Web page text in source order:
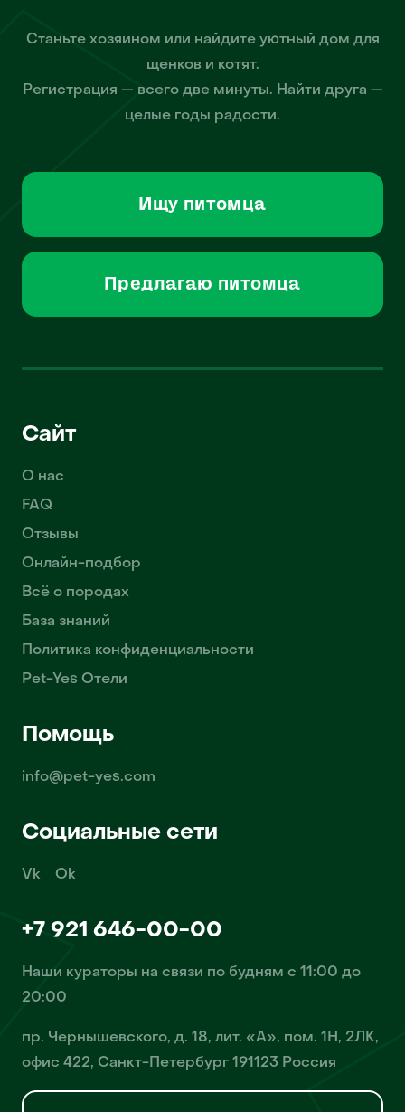
Станьте хозяином или найдите уютный дом для
щенков и котят.
Регистрация — всего две минуты. Найти друга —
целые годы радости.
Ищу питомца
Предлагаю питомца
Сайт
О нас
FAQ
Отзывы
Онлайн-подбор
Всё о породах
База знаний
Политика конфиденциальности
Pet-Yes Отели
Помощь
info@pet-yes.com
Социальные сети
Vk Ok
+7 921 646-00-00
Наши кураторы на связи по будням с 11:00 до
20:00
пр. Чернышевского, д. 18, лит. «А», пом. 1Н, 2ЛК,
офис 422, Санкт-Петербург 191123 Россия